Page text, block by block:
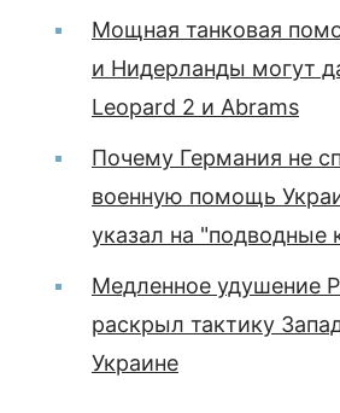
Мощная танковая
и Нидерланды могут
Leopard 2 и Abrams
Почему Германия не
военную помощь
указал на "подводные
Медленное удушение
раскрыл тактику
Украине